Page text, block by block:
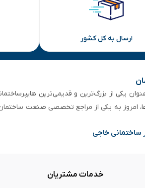
ارسال به کل کشور
۵۰ سال سابقه‌ درخشان، به عنوان یکی از بزرگ‌ترین و
امروز به یکی از مراجع تخصصی صنعت
ساختمانی خاجی
خدمات مشتریان